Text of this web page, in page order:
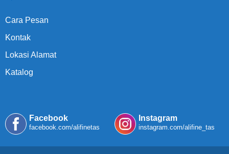
Cara Pesan
Kontak
Lokasi Alamat
Katalog
Facebook
facebook.com/alifinetas
Instagram
instagram.com/alifine_tas